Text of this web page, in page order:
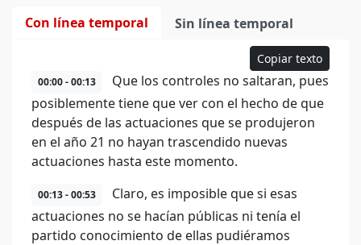
Con línea temporal Sin línea temporal
Copiar texto
00:00 - 00:13
Que los controles no saltaran, pues
posiblemente tiene que ver con el hecho de que
después de las actuaciones que se produjeron
en el año 21 no hayan trascendido nuevas
actuaciones hasta este momento.
00:13 - 00:53
Claro, es imposible que si esas
actuaciones no se hacían públicas ni tenía el
partido conocimiento de ellas pudiéramos